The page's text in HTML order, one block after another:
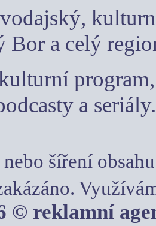
a celý
a seriály.
šíření
© reklamní